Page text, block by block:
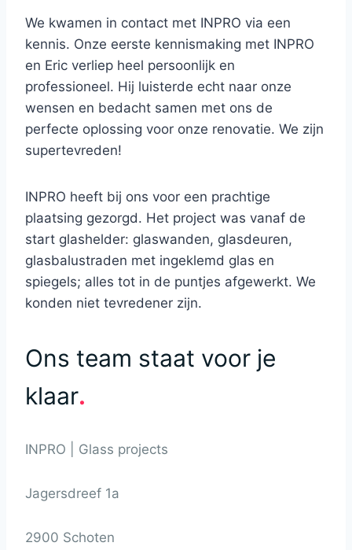
We kwamen in contact met INPRO via een
kennis. Onze eerste kennismaking met INPRO
en Eric verliep heel persoonlijk en
professioneel. Hij luisterde echt naar onze
wensen en bedacht samen met ons de
perfecte oplossing voor onze renovatie. We zijn
supertevreden!
INPRO heeft bij ons voor een prachtige
plaatsing gezorgd. Het project was vanaf de
start glashelder: glaswanden, glasdeuren,
glasbalustraden met ingeklemd glas en
spiegels; alles tot in de puntjes afgewerkt. We
konden niet tevredener zijn.
Ons team staat voor je
klaar.
INPRO | Glass projects
Jagersdreef 1a
2900 Schoten